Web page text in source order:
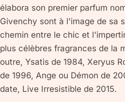
élabora son premier parfum
Givenchy sont à l'image de sa
chemin entre le chic et
plus célèbres fragrances de la
outre, Ysatis de 1984, Xeryus
de 1996, Ange ou Démon de
date, Live Irresistible de 2015.